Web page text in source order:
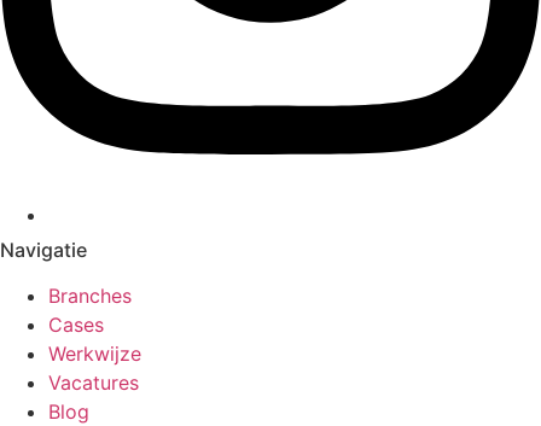
Navigatie
Branches
Cases
Werkwijze
Vacatures
Blog